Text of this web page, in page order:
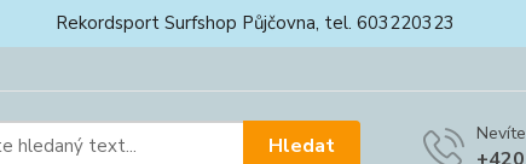
Rekordsport Surfshop Půjčovna, tel. 603220323
Hledat